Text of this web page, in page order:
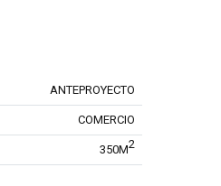
ANTEPROYECTO
COMERCIO
350M2